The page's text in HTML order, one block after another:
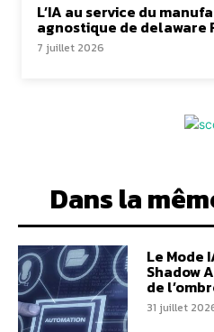
L’IA au service du
agnostique de delaware
7 juillet 2026
Dans la
Le Mode
Shadow
de
31 juillet